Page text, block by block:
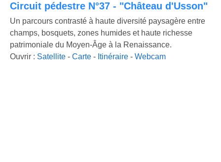
Circuit pédestre N°37 - "Château d'Usson"
Un parcours contrasté à haute diversité paysagère entre
champs, bosquets, zones humides et haute richesse
patrimoniale du Moyen-Âge à la Renaissance.
Ouvrir : Satellite - Carte - Itinéraire - Webcam